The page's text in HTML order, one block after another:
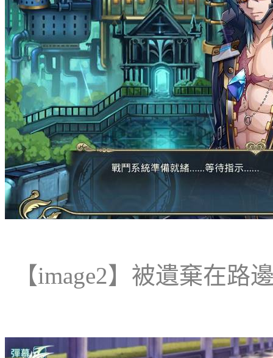
【image2】 被遺棄在路